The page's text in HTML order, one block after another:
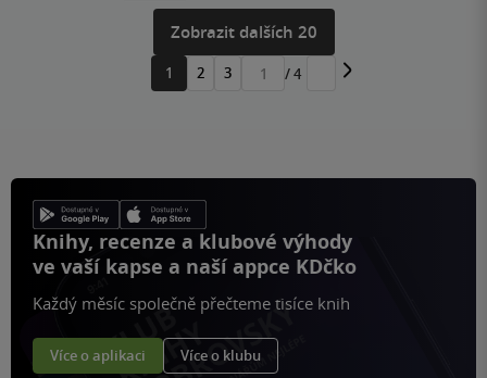
Zobrazit dalších 20
1 2 3
Přejít
/ 4
Knihy, recenze a klubové výhody
ve vaší kapse a naší appce KDčko
Každý měsíc společně přečteme tisíce knih
Více o aplikaci Více o klubu